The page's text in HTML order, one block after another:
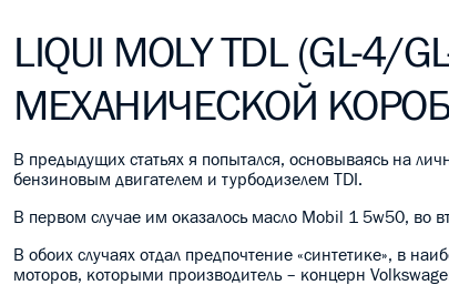
LIQUI MOLY TDL (GL-
МЕХАНИЧЕСКОЙ
В предыдущих статьях я попытался, основываясь на
бензиновым двигателем и турбодизелем TDI.
В первом случае им оказалось масло Mobil 1 5w50, во
В обоих случаях отдал предпочтение «синтетике», в
моторов, которыми производитель – концерн